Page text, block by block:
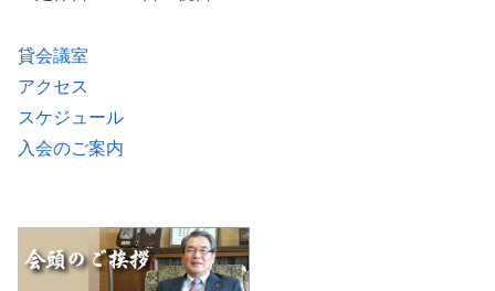
貸会議室
アクセス
スケジュール
入会のご案内